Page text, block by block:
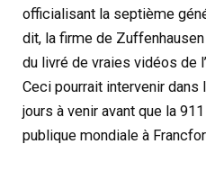
officialisant la septième
dit, la firme de
du livré de vraies vidéos de
Ceci pourrait intervenir
jours à venir avant que la
publique mondiale à